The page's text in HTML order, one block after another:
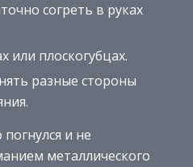
согреть в руках
или плоскогубцах.
разные стороны
погнулся и не
металлического